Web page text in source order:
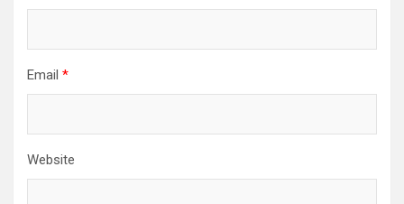
Email *
Website